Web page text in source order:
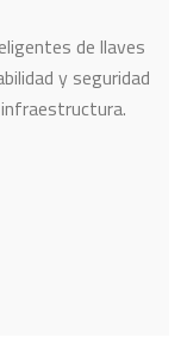
de llaves
y seguridad